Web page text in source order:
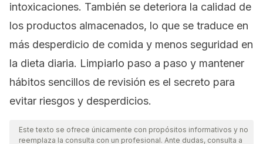
intoxicaciones. También se deteriora la calidad de
los productos almacenados, lo que se traduce en
más desperdicio de comida y menos seguridad en
la dieta diaria. Limpiarlo paso a paso y mantener
hábitos sencillos de revisión es el secreto para
evitar riesgos y desperdicios.
Este texto se ofrece únicamente con propósitos informativos y no
reemplaza la consulta con un profesional. Ante dudas, consulta a